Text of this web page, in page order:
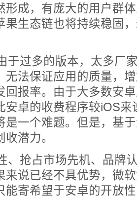
形成，有庞大的用户群
果生态链也将持续稳固
过多的版本，太多厂家
无法保证应用的质量，
回报率。由于大多数安
安卓的收费程序较iOS
是一个难题。但是，基
潜力。
抢占市场先机、品牌认
来说已经不具优势，微
能寄希望于安卓的开放